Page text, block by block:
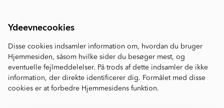
Ydeevnecookies
Disse cookies indsamler information om, hvordan du bruger
Hjemmesiden, såsom hvilke sider du besøger mest, og
eventuelle fejlmeddelelser. På trods af dette indsamler de ikke
information, der direkte identificerer dig. Formålet med disse
cookies er at forbedre Hjemmesidens funktion.